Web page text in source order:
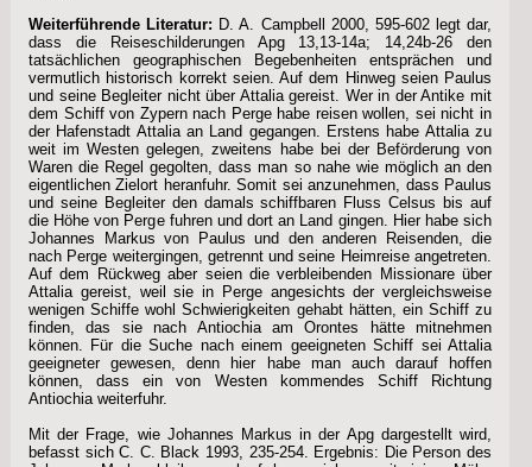
Weiterführende Literatur: D. A. Campbell 2000, 595-602 legt dar,
dass die Reiseschilderungen Apg 13,13-14a; 14,24b-26 den
tatsächlichen geographischen Begebenheiten entsprächen und
vermutlich historisch korrekt seien. Auf dem Hinweg seien Paulus
und seine Begleiter nicht über Attalia gereist. Wer in der Antike mit
dem Schiff von Zypern nach Perge habe reisen wollen, sei nicht in
der Hafenstadt Attalia an Land gegangen. Erstens habe Attalia zu
weit im Westen gelegen, zweitens habe bei der Beförderung von
Waren die Regel gegolten, dass man so nahe wie möglich an den
eigentlichen Zielort heranfuhr. Somit sei anzunehmen, dass Paulus
und seine Begleiter den damals schiffbaren Fluss Celsus bis auf
die Höhe von Perge fuhren und dort an Land gingen. Hier habe sich
Johannes Markus von Paulus und den anderen Reisenden, die
nach Perge weitergingen, getrennt und seine Heimreise angetreten.
Auf dem Rückweg aber seien die verbleibenden Missionare über
Attalia gereist, weil sie in Perge angesichts der vergleichsweise
wenigen Schiffe wohl Schwierigkeiten gehabt hätten, ein Schiff zu
finden, das sie nach Antiochia am Orontes hätte mitnehmen
können. Für die Suche nach einem geeigneten Schiff sei Attalia
geeigneter gewesen, denn hier habe man auch darauf hoffen
können, dass ein von Westen kommendes Schiff Richtung
Antiochia weiterfuhr.
Mit der Frage, wie Johannes Markus in der Apg dargestellt wird,
befasst sich C. C. Black 1993, 235-254. Ergebnis: Die Person des